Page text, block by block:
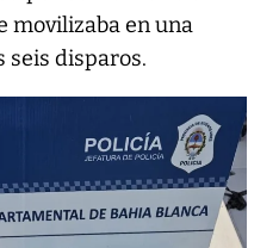
movilizaba en una
seis disparos.